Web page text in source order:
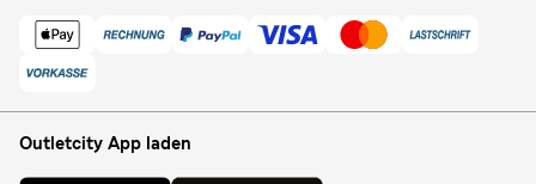
Outletcity App laden